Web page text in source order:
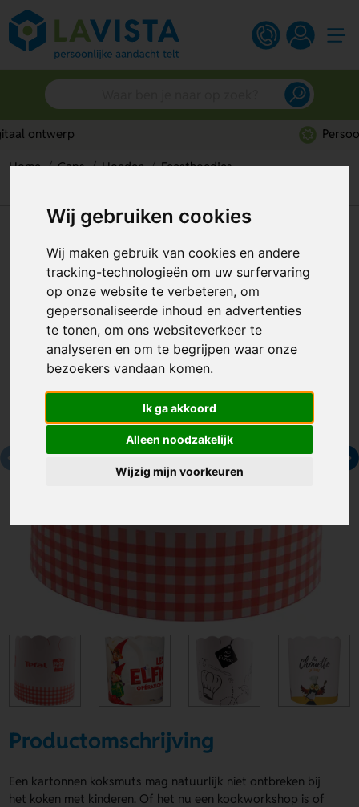
Wij gebruiken cookies
Wij maken gebruik van cookies en andere
tracking-technologieën om uw surfervaring
op onze website te verbeteren, om
gepersonaliseerde inhoud en advertenties
te tonen, om ons websiteverkeer te
analyseren en om te begrijpen waar onze
bezoekers vandaan komen.
Ik ga akkoord
Alleen noodzakelijk
Wijzig mijn voorkeuren
Home Caps Hoeden
Feesthoedjes
Artikelnummer:137788
Productomschrijving
Een kartonnen koksmuts mag natuurlijk niet ontbreken bij
het koken met kinderen. Of het nu een kookworkshop is of